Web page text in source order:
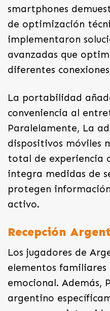
smartphones
de optimización
implementaron
avanzadas que
diferentes
La portabilidad
conveniencia al
Paralelamente, La
dispositivos móviles
total de experiencia
integra medidas de
protegen
activo.
Recepción
Los jugadores de
elementos familiares
emocional. Además,
argentino